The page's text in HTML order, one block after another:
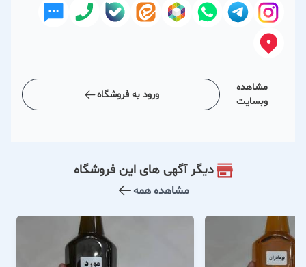
مشاهده
وبسایت
ورود به فروشگاه
دیگر آگهی های این فروشگاه
مشاهده همه